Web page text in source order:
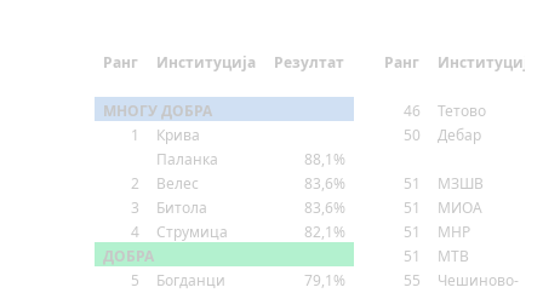
Ранг Институција Резултат Ранг Институција
МНОГУ ДОБРА 46
Тетово
1
Крива
Паланка
88,1%
50 Дебар
2 Велес 83,6% 51
МЗШВ
3
Битола 83,6% 51
МИОА
4
Струмица 82,1% 51
МНР
ДОБРА
51
МТВ
5
Богданци 79,1% 55
Чешиново-